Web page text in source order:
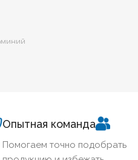
Опытная команда
Помогаем точно подобрать